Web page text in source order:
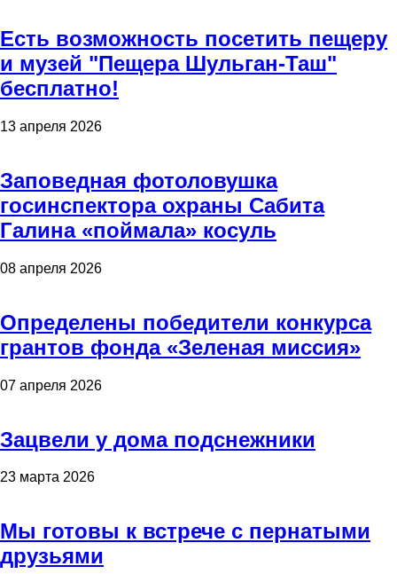
Есть возможность посетить пещеру
и музей "Пещера Шульган-Таш"
бесплатно!
13 апреля 2026
Заповедная фотоловушка
госинспектора охраны Сабита
Галина «поймала» косуль
08 апреля 2026
Определены победители конкурса
грантов фонда «Зеленая миссия»
07 апреля 2026
Зацвели у дома подснежники
23 марта 2026
Мы готовы к встрече с пернатыми
друзьями